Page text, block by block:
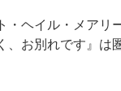
ヘイル・メアリ
、お別れです』は